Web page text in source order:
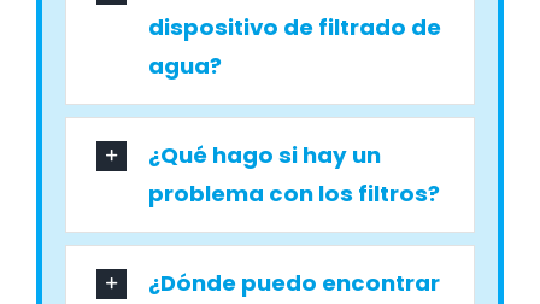
dispositivo de filtrado de
agua?
¿Qué hago si hay un
problema con los filtros?
¿Dónde puedo encontrar